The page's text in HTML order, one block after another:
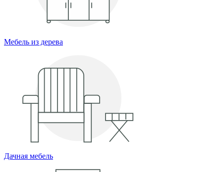
Мебель из дерева
Дачная мебель